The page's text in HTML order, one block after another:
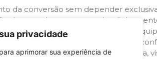
privacidade
aprimorar sua experiência de
da conversão sem depender
de cancelamentos por
do discurso comercial entre
de uma proposta mais simples,
de produtos com marca própria,